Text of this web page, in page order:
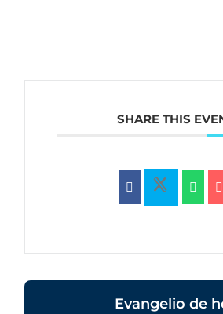
SHARE THIS
Evangelio de